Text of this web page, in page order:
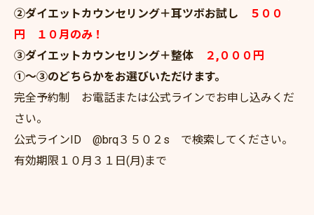
②ダイエットカウンセリング＋耳ツボお試し ５００
円 １０月のみ！
③ダイエットカウンセリング＋整体
２,０００円
①～③のどちらかをお選びいただけます。
完全予約制 お電話または公式ラインでお申し込みくだ
さい。
公式ラインID @brq３５０２s で検索してください。
有効期限１０月３１日(月)まで